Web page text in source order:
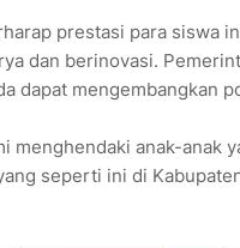
prestasi para siswa
dan berinovasi.
dapat mengembangkan
menghendaki anak-anak
seperti ini di